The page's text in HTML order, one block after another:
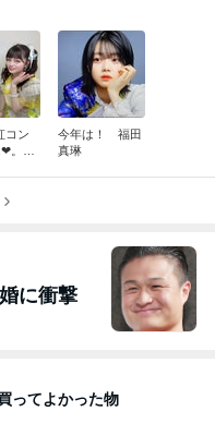
コン
。谷
今年は！ 福田
真琳
に衝撃
ってよかった物